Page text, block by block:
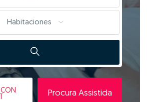
Habitaciones
CON
Procura Assistida